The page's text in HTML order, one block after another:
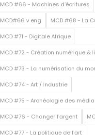
MCD #66 - Machines d'écritures
MCD#66 v eng MCD #68 - La
MCD #71 - Digitale Afrique
MCD #72 - Création numérique &
MCD #73 - La numérisation du
MCD #74 - Art / Industrie
MCD #75 - Archéologie des
MCD #76 - Changer l'argent
MCD #77 - La politique de l'art